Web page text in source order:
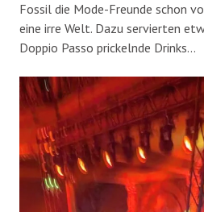
Fossil die Mode-Freunde schon
eine irre Welt. Dazu servierten
Doppio Passo prickelnde Drinks…